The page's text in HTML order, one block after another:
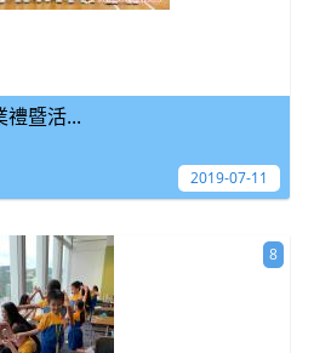
禮暨活...
2019-07-11
8